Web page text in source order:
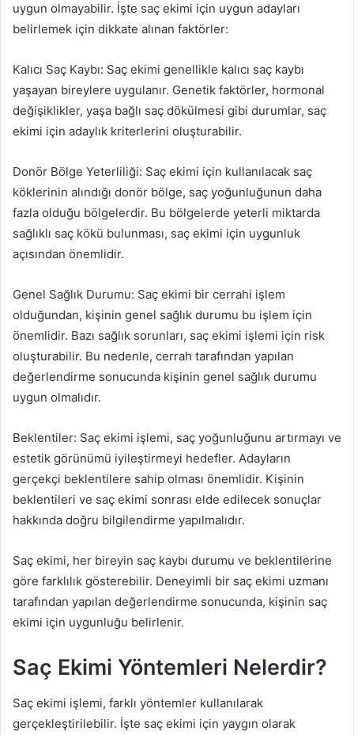
uygun olmayabilir. İşte saç ekimi için uygun adayları
belirlemek için dikkate alınan faktörler:
Kalıcı Saç Kaybı: Saç ekimi genellikle kalıcı saç kaybı
yaşayan bireylere uygulanır. Genetik faktörler, hormonal
değişiklikler, yaşa bağlı saç dökülmesi gibi durumlar, saç
ekimi için adaylık kriterlerini oluşturabilir.
Donör Bölge Yeterliliği: Saç ekimi için kullanılacak saç
köklerinin alındığı donör bölge, saç yoğunluğunun daha
fazla olduğu bölgelerdir. Bu bölgelerde yeterli miktarda
sağlıklı saç kökü bulunması, saç ekimi için uygunluk
açısından önemlidir.
Genel Sağlık Durumu: Saç ekimi bir cerrahi işlem
olduğundan, kişinin genel sağlık durumu bu işlem için
önemlidir. Bazı sağlık sorunları, saç ekimi işlemi için risk
oluşturabilir. Bu nedenle, cerrah tarafından yapılan
değerlendirme sonucunda kişinin genel sağlık durumu
uygun olmalıdır.
Beklentiler: Saç ekimi işlemi, saç yoğunluğunu artırmayı ve
estetik görünümü iyileştirmeyi hedefler. Adayların
gerçekçi beklentilere sahip olması önemlidir. Kişinin
beklentileri ve saç ekimi sonrası elde edilecek sonuçlar
hakkında doğru bilgilendirme yapılmalıdır.
Saç ekimi, her bireyin saç kaybı durumu ve beklentilerine
göre farklılık gösterebilir. Deneyimli bir saç ekimi uzmanı
tarafından yapılan değerlendirme sonucunda, kişinin saç
ekimi için uygunluğu belirlenir.
Saç Ekimi Yöntemleri Nelerdir?
Saç ekimi işlemi, farklı yöntemler kullanılarak
gerçekleştirilebilir. İşte saç ekimi için yaygın olarak